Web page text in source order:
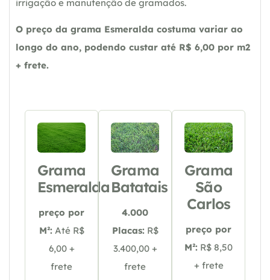
irrigação e manutenção de gramados.
O preço da grama Esmeralda costuma variar ao
longo do ano, podendo custar até R$ 6,00 por m2
+ frete.
Grama
Esmeralda
preço por
M²: Até R$
6,00 +
frete
Grama
Batatais
4.000
Placas: R$
3.400,00 +
frete
Grama
São
Carlos
preço por
M²: R$ 8,50
+ frete